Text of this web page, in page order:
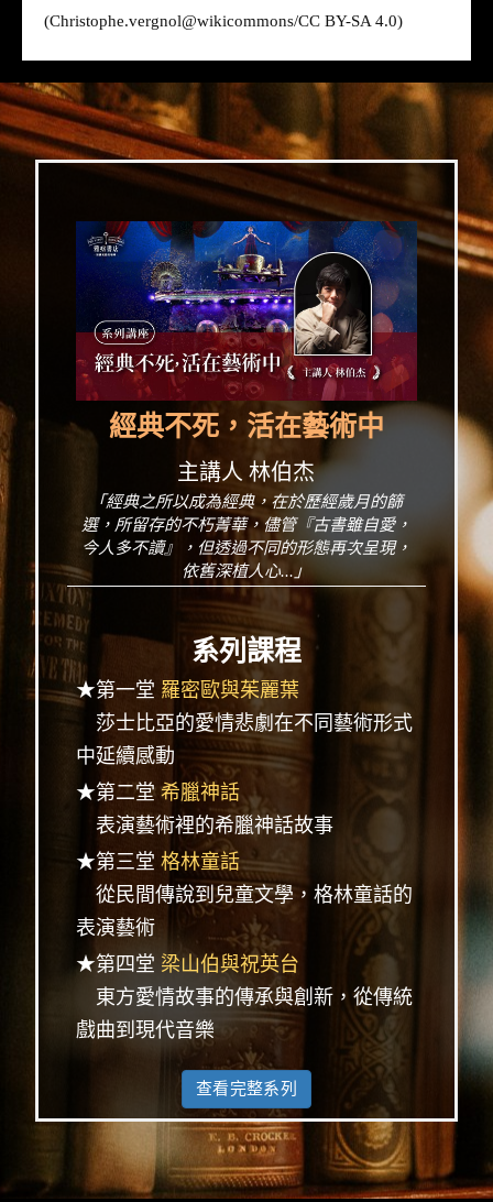
(Christophe.vergnol@wikicommons/CC BY-SA 4.0)
經典不死，活在藝術中
主講人 林伯杰
「經典之所以成為經典，在於歷經歲月的篩
選，所留存的不朽菁華，儘管『古書雖自愛，
今人多不讀』，但透過不同的形態再次呈現，
依舊深植人心...」
系列課程
★第一堂 羅密歐與茱麗葉
莎士比亞的愛情悲劇在不同藝術形式
中延續感動
★第二堂 希臘神話
表演藝術裡的希臘神話故事
★第三堂 格林童話
從民間傳說到兒童文學，格林童話的
表演藝術
★第四堂 梁山伯與祝英台
東方愛情故事的傳承與創新，從傳統
戲曲到現代音樂
查看完整系列